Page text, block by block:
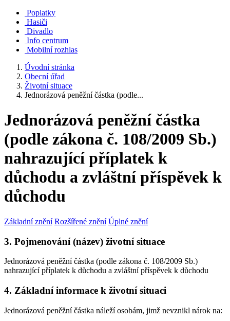
Poplatky
Hasiči
Divadlo
Info centrum
Mobilní rozhlas
Úvodní stránka
Obecní úřad
Životní situace
Jednorázová peněžní částka (podle...
Jednorázová peněžní částka
(podle zákona č. 108/2009 Sb.)
nahrazující příplatek k
důchodu a zvláštní příspěvek k
důchodu
Základní znění Rozšířené znění Úplné znění
3. Pojmenování (název) životní situace
Jednorázová peněžní částka (podle zákona č. 108/2009 Sb.)
nahrazující příplatek k důchodu a zvláštní příspěvek k důchodu
4. Základní informace k životní situaci
Jednorázová peněžní částka náleží osobám, jimž nevznikl nárok na: